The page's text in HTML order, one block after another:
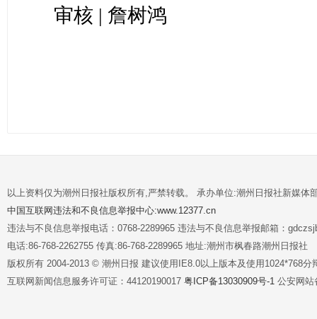
审核 | 詹树鸿
以上资料仅为潮州日报社版权所有,严禁转载。 承办单位:潮州日报社新媒体
中国互联网违法和不良信息举报中心:www.12377.cn
违法与不良信息举报电话：0768-2289965 违法与不良信息举报邮箱：
电话:86-768-2262755 传真:86-768-2289965 地址:潮州市枫春路潮州日报社
版权所有 2004-2013 © 潮州日报 建议使用IE8.0以上版本及使用1024*768分
互联网新闻信息服务许可证：44120190017 粤ICP备13030909号-1 公安网站